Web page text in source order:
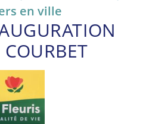
en ville